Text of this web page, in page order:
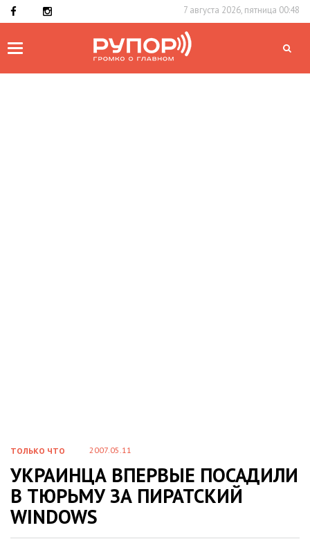
7 августа 2026, пятница 00:48
Toggle
ТОЛЬКО ЧТО 2007.05.11
УКРАИНЦА ВПЕРВЫЕ ПОСАДИЛИ
В ТЮРЬМУ ЗА ПИРАТСКИЙ
WINDOWS